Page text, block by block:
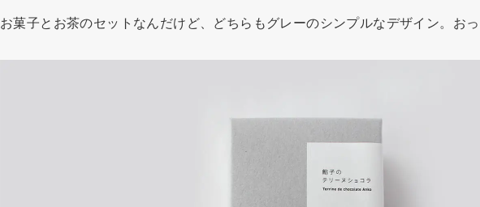
お菓子とお茶のセットなんだけど、どちらもグレーのシンプルなデザイン。お